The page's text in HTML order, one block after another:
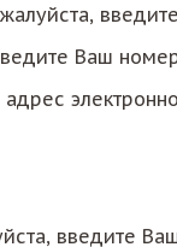
Ваш
введите